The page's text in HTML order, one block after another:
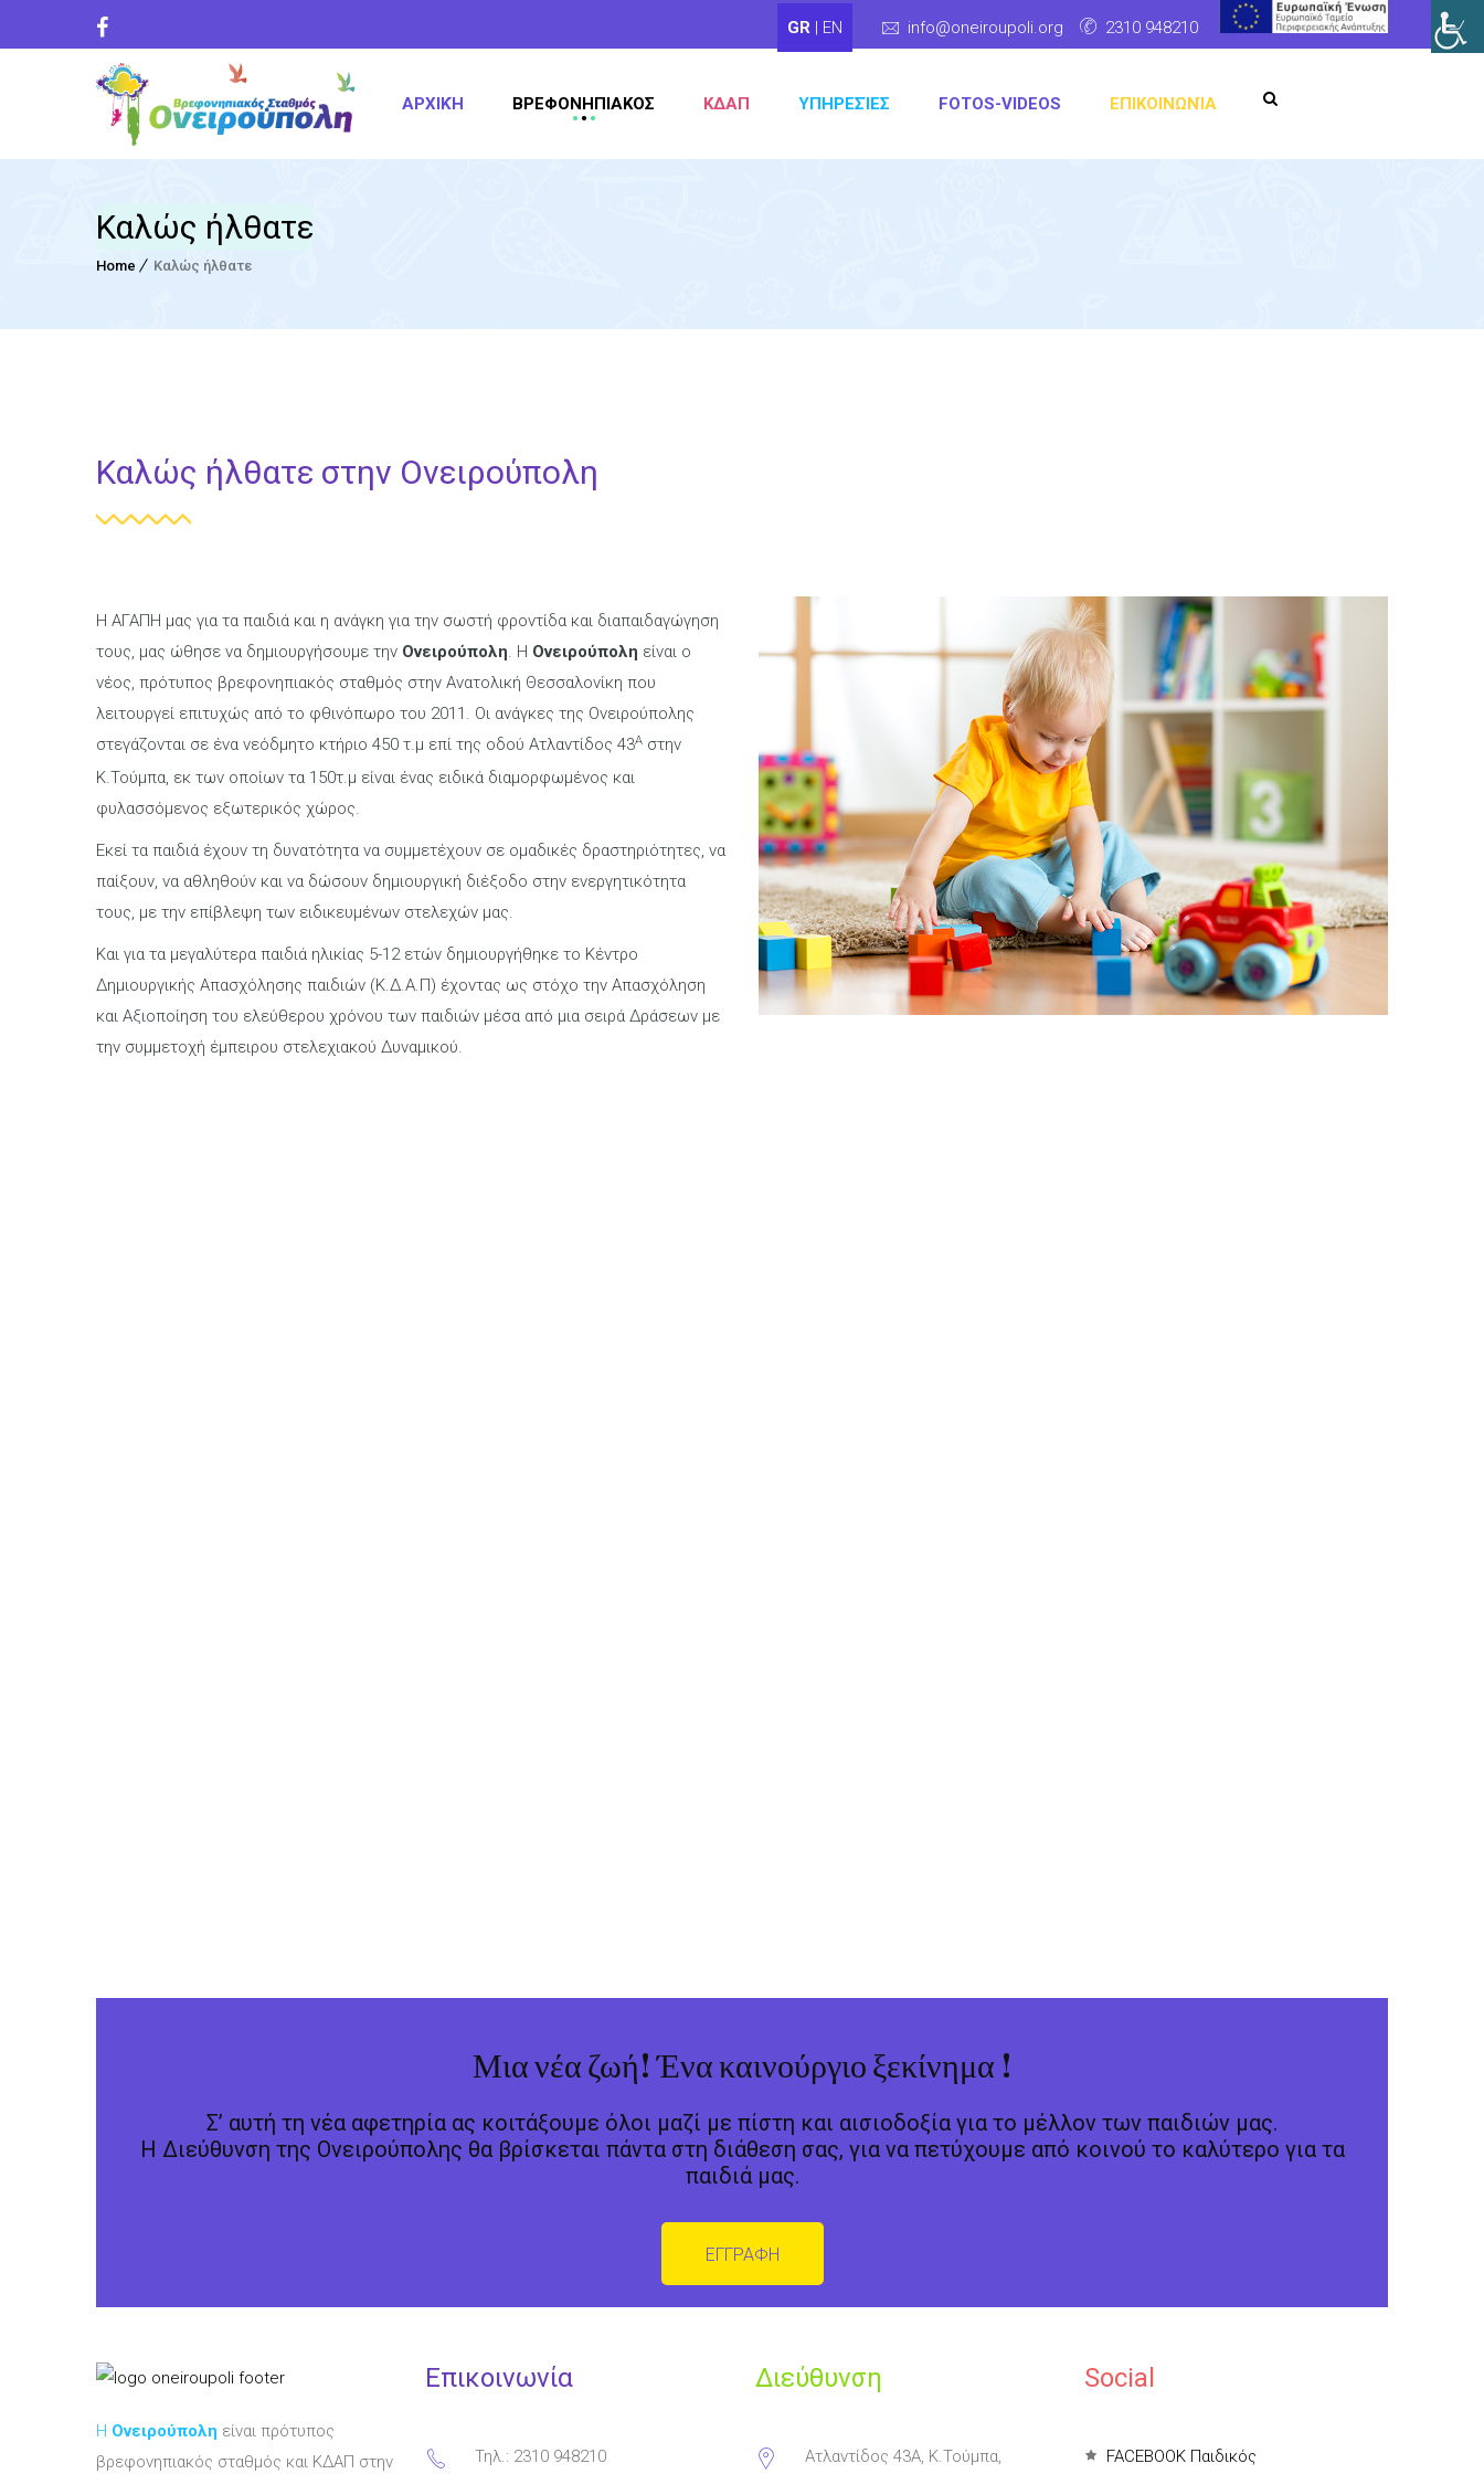
GR | EN info@oneiroupoli.org 2310 948210
ΑΡΧΙΚΉ ΒΡΕΦΟΝΗΠΙΑΚΟΣ ΚΔΑΠ ΥΠΗΡΕΣΊΕΣ FOTOS-VIDEOS ΕΠΙΚΟΙΝΩΝΊΑ
Καλώς ήλθατε
Home Καλώς ήλθατε
Καλώς ήλθατε στην Ονειρούπολη
Η ΑΓΑΠΗ μας για τα παιδιά και η ανάγκη για την σωστή φροντίδα και διαπαιδαγώγηση
τους, μας ώθησε να δημιουργήσουμε την Ονειρούπολη. Η Ονειρούπολη είναι ο
νέος, πρότυπος βρεφονηπιακός σταθμός στην Ανατολική Θεσσαλονίκη που
λειτουργεί επιτυχώς από το φθινόπωρο του 2011. Οι ανάγκες της Ονειρούπολης
στεγάζονται σε ένα νεόδμητο κτήριο 450 τ.μ επί της οδού Ατλαντίδος 43Α στην
Κ.Τούμπα, εκ των οποίων τα 150τ.μ είναι ένας ειδικά διαμορφωμένος και
φυλασσόμενος εξωτερικός χώρος.
Εκεί τα παιδιά έχουν τη δυνατότητα να συμμετέχουν σε ομαδικές δραστηριότητες, να
παίξουν, να αθληθούν και να δώσουν δημιουργική διέξοδο στην ενεργητικότητα
τους, με την επίβλεψη των ειδικευμένων στελεχών μας.
Και για τα μεγαλύτερα παιδιά ηλικίας 5-12 ετών δημιουργήθηκε το Κέντρο
Δημιουργικής Απασχόλησης παιδιών (Κ.Δ.Α.Π) έχοντας ως στόχο την Απασχόληση
και Αξιοποίηση του ελεύθερου χρόνου των παιδιών μέσα από μια σειρά Δράσεων με
την συμμετοχή έμπειρου στελεχιακού Δυναμικού.
Μια νέα ζωή! Ένα καινούργιο ξεκίνημα !
Σ’ αυτή τη νέα αφετηρία ας κοιτάξουμε όλοι μαζί με πίστη και αισιοδοξία για το μέλλον των παιδιών μας.
Η Διεύθυνση της Ονειρούπολης θα βρίσκεται πάντα στη διάθεση σας, για να πετύχουμε από κοινού το καλύτερο για τα
παιδιά μας.
ΕΓΓΡΑΦΗ
Η Ονειρούπολη είναι πρότυπος
βρεφονηπιακός σταθμός και ΚΔΑΠ στην
Επικοινωνία
Τηλ.: 2310 948210
Διεύθυνση
Ατλαντίδος 43Α, Κ.Τούμπα,
Social
FACEBOOK Παιδικός